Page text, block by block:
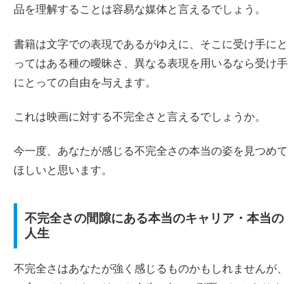
品を理解することは容易な媒体と言えるでしょう。
書籍は文字での表現であるがゆえに、そこに受け手にと
ってはある種の曖昧さ、異なる表現を用いるなら受け手
にとっての自由を与えます。
これは映画に対する不完全さと言えるでしょうか。
今一度、あなたが感じる不完全さの本当の姿を見つめて
ほしいと思います。
不完全さの間隙にある本当のキャリア・本当の
人生
不完全さはあなたが強く感じるものかもしれませんが、